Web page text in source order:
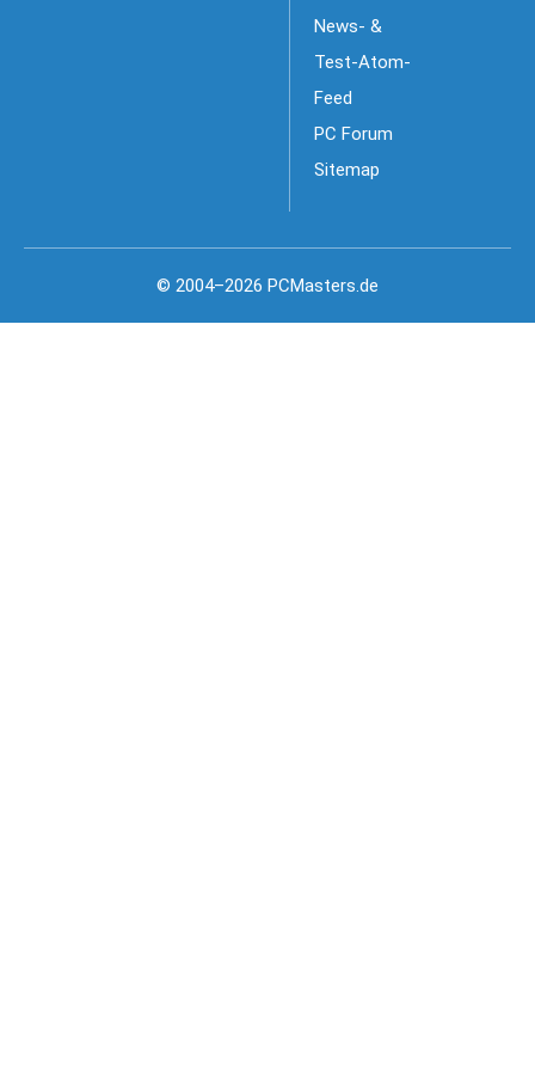
News- &
Test-Atom-
Feed
PC Forum
Sitemap
© 2004–2026 PCMasters.de